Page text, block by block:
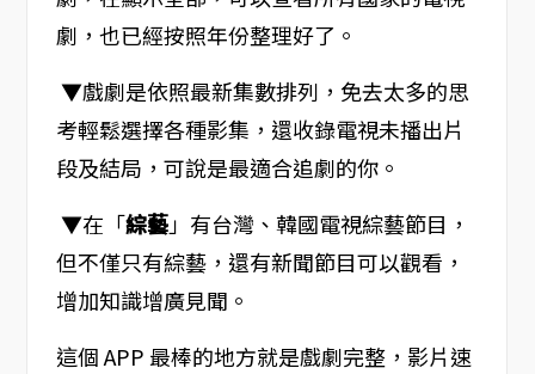
劇，也已經按照年份整理好了。
▼戲劇是依照最新集數排列，免去太多的思
考輕鬆選擇各種影集，還收錄電視未播出片
段及結局，可說是最適合追劇的你。
▼在「綜藝」有台灣、韓國電視綜藝節目，
但不僅只有綜藝，還有新聞節目可以觀看，
增加知識增廣見聞。
這個 APP 最棒的地方就是戲劇完整，影片速